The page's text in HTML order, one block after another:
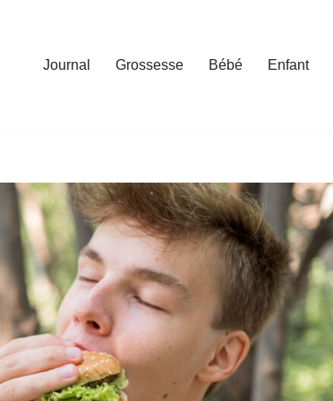
Journal Grossesse Bébé Enfant